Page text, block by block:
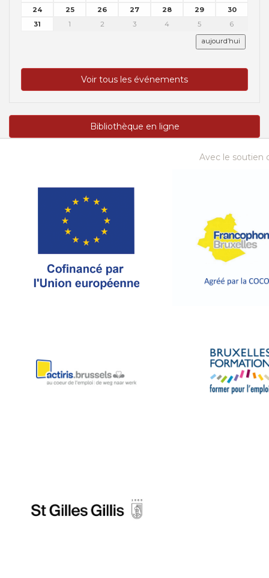
24
25 26 27 28 29
30
31
1 2 3 4 5 6
aujourd’hui
Voir tous les événements
Bibliothèque en ligne
Avec le soutien